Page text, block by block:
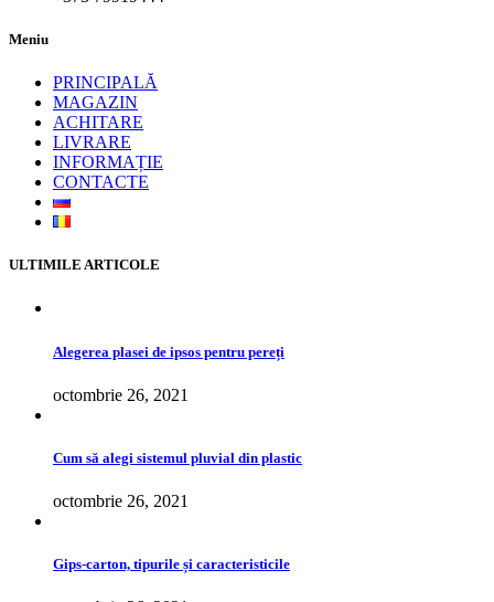
Meniu
PRINCIPALĂ
MAGAZIN
ACHITARE
LIVRARE
INFORMAȚIE
CONTACTE
ULTIMILE ARTICOLE
Alegerea plasei de ipsos pentru pereți
octombrie 26, 2021
Cum să alegi sistemul pluvial din plastic
octombrie 26, 2021
Gips-carton, tipurile și caracteristicile